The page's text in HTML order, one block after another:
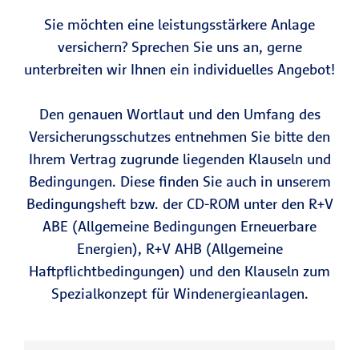
Sie möchten eine leistungsstärkere Anlage
versichern? Sprechen Sie uns an, gerne
unterbreiten wir Ihnen ein individuelles Angebot!
Den genauen Wortlaut und den Umfang des
Versicherungsschutzes entnehmen Sie bitte den
Ihrem Vertrag zugrunde liegenden Klauseln und
Bedingungen. Diese finden Sie auch in unserem
Bedingungsheft bzw. der CD-ROM unter den R+V
ABE (Allgemeine Bedingungen Erneuerbare
Energien), R+V AHB (Allgemeine
Haftpflichtbedingungen) und den Klauseln zum
Spezialkonzept für Windenergieanlagen.